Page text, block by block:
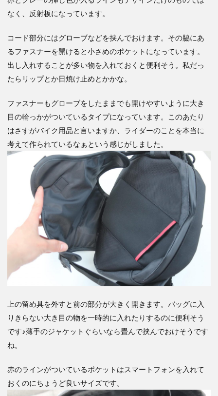
なく、反射板になっています。
コード部分にはグローブなどを挟んでおけます。その脇にあ
るファスナーを開けると小さめのポケットになっています。
出し入れすることが多い物を入れておくと便利そう。私だっ
たらリップとか日焼け止めとかかな。
ファスナーもグローブをしたままでも開けやすいように大き
目の輪っかがついているタイプになっています。このあたり
はさすがバイク用品と言いますか、ライダーのことを本当に
考えて作られているなぁという感じがしました。
上の留め具を外すと前の部分が大きく開きます。バッグに入
りきらない大き目の物を一時的に入れたりするのに便利そう
です♪薄手のジャケットぐらいなら畳んで挟んでおけそうです
ね。
赤のラインがついているポケットはスマートフォンを入れて
おくのにちょうど良いサイズです。